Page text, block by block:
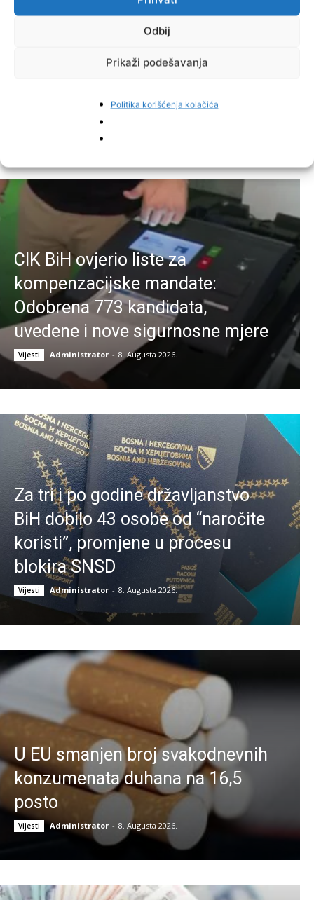
Odbij
Prikaži podešavanja
Politika korišćenja kolačića
Pinterest
Najnovije vijesti
CIK BiH ovjerio liste za
kompenzacijske mandate:
Odobrena 773 kandidata,
uvedene i nove sigurnosne mjere
Vijesti Administrator - 8. Augusta 2026.
Za tri i po godine državljanstvo
BiH dobilo 43 osobe od “naročite
koristi”, promjene u procesu
blokira SNSD
Vijesti Administrator - 8. Augusta 2026.
U EU smanjen broj svakodnevnih
konzumenata duhana na 16,5
posto
Vijesti Administrator - 8. Augusta 2026.